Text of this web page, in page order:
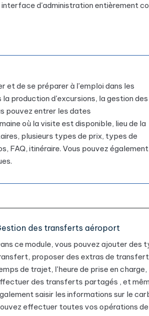
interface d'administration entièrement
et de se préparer à l'emploi dans les
production d'excursions, la gestion des
pouvez entrer les dates
où la visite est disponible, lieu de la
plusieurs types de prix, types de
FAQ, itinéraire. Vous pouvez également
des transferts aéroport
ce module, vous pouvez ajouter
proposer des extras de
de trajet, l'heure de prise en
des transferts partagés , et
saisir les informations sur le
effectuer toutes vos opérations